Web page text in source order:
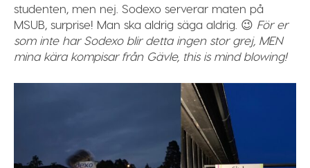
studenten, men nej. Sodexo serverar maten på
MSUB, surprise! Man ska aldrig säga aldrig. 😉 För er
som inte har Sodexo blir detta ingen stor grej, MEN
mina kära kompisar från Gävle, this is mind blowing!